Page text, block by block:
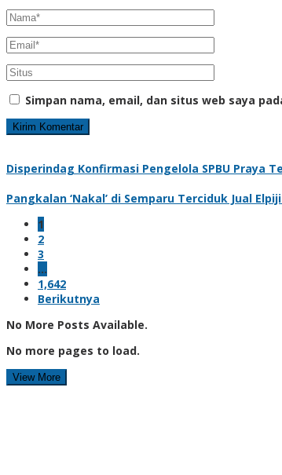
Simpan nama, email, dan situs web saya
Disperindag Konfirmasi Pengelola SPBU Praya
Pangkalan ‘Nakal’ di Semparu Terciduk Jual
1
2
3
…
1,642
Berikutnya
No More Posts Available.
No more pages to load.
View More